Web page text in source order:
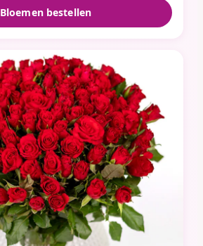
Bloemen bestellen